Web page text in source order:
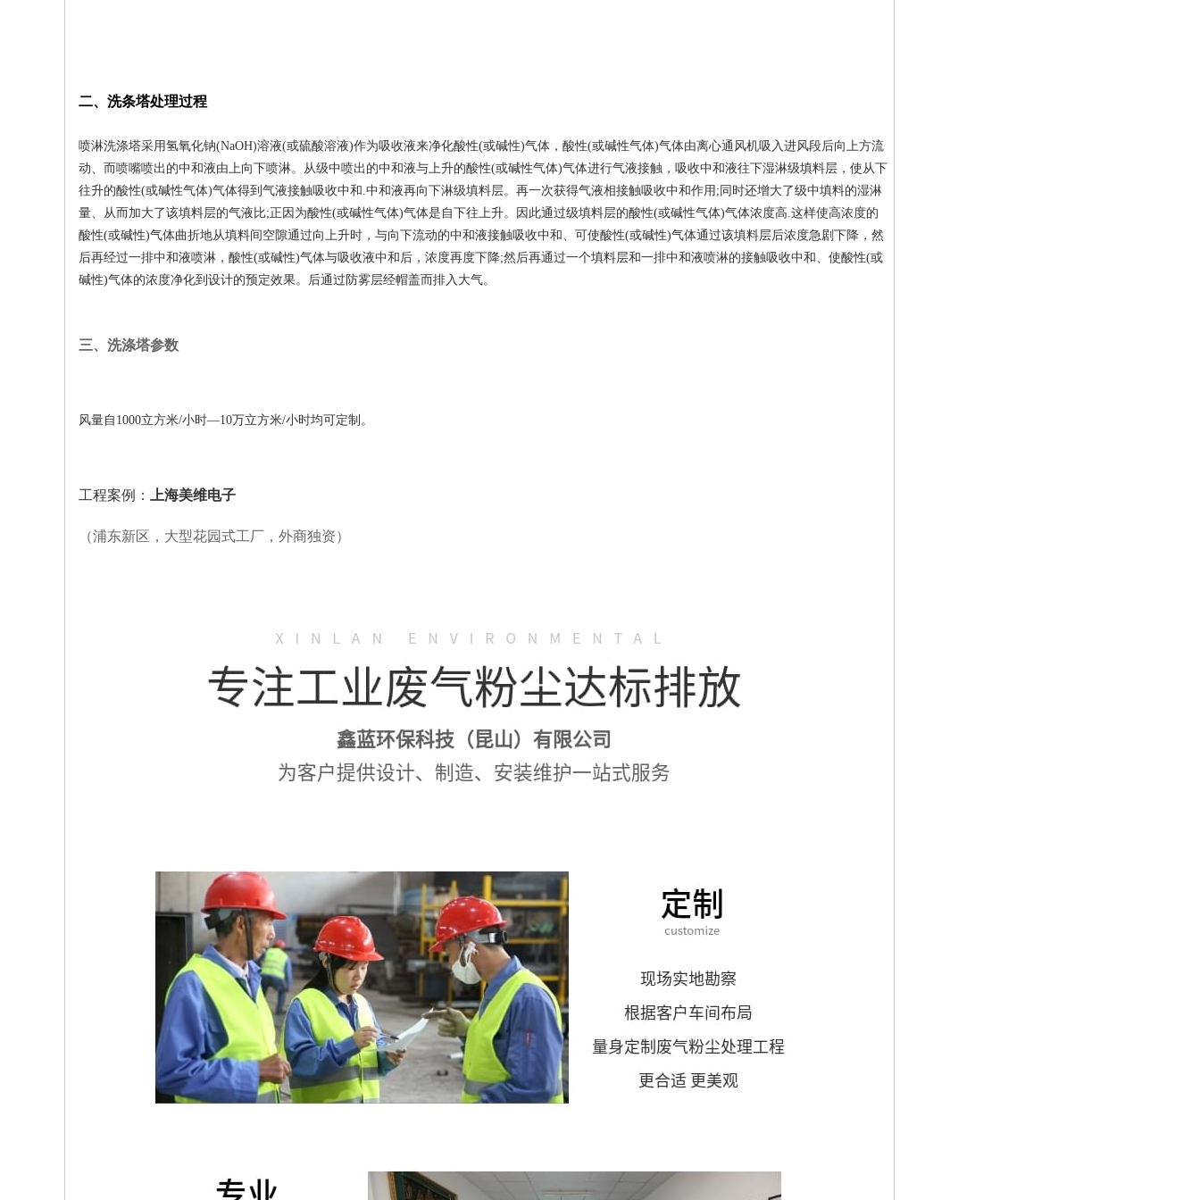
二、洗条塔处理过程
喷淋洗涤塔采用氢氧化钠(NaOH)溶液(或硫酸溶液)作为吸收液来净化酸性(或碱性)气体，酸性(或碱性气体)气体由离心通风机吸入进风段后向上方流
动、而喷嘴喷出的中和液由上向下喷淋。从级中喷出的中和液与上升的酸性(或碱性气体)气体进行气液接触，吸收中和液往下湿淋级填料层，使从下
往升的酸性(或碱性气体)气体得到气液接触吸收中和.中和液再向下淋级填料层。再一次获得气液相接触吸收中和作用;同时还增大了级中填料的湿淋
量、从而加大了该填料层的气液比;正因为酸性(或碱性气体)气体是自下往上升。因此通过级填料层的酸性(或碱性气体)气体浓度高.这样使高浓度的
酸性(或碱性)气体曲折地从填料间空隙通过向上升时，与向下流动的中和液接触吸收中和、可使酸性(或碱性)气体通过该填料层后浓度急剧下降，然
后再经过一排中和液喷淋，酸性(或碱性)气体与吸收液中和后，浓度再度下降;然后再通过一个填料层和一排中和液喷淋的接触吸收中和、使酸性(或
碱性)气体的浓度净化到设计的预定效果。后通过防雾层经帽盖而排入大气。
三、洗涤塔参数
风量自1000立方米/小时—10万立方米/小时均可定制。
工程案例： 上海美维电子
（浦东新区，大型花园式工厂，外商独资）